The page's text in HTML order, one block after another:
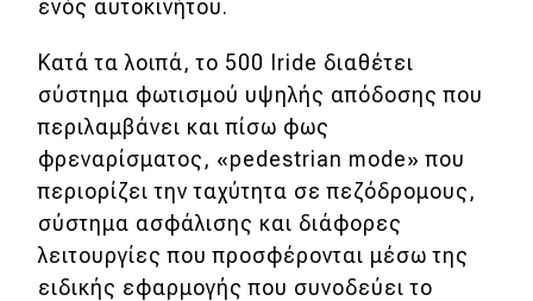
Motorsport
Eco
Νέα
Τεχνολογία
Mobility
Σταθμοί φόρτισης
ενός αυτοκινήτου.
Κατά τα λοιπά, το 500 Iride διαθέτει
σύστημα φωτισμού υψηλής απόδοσης που
περιλαμβάνει και πίσω φως
φρεναρίσματος, «pedestrian mode» που
περιορίζει την ταχύτητα σε πεζόδρομους,
σύστημα ασφάλισης και διάφορες
λειτουργίες που προσφέρονται μέσω της
ειδικής εφαρμογής που συνοδεύει το